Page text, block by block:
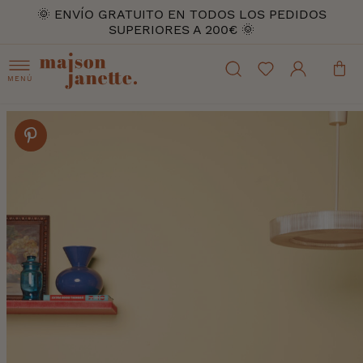
🌞 ENVÍO GRATUITO EN TODOS LOS PEDIDOS
SUPERIORES A 200€ 🌞
MENÚ
Skip
the
gallery